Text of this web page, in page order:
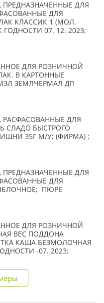
ДЛЯ
ДЛЯ
КЛАССИК 1 (МОЛ.
ГОДНОСТИ 07. 12. 2023;
ДЛЯ РОЗНИЧНОЙ
В КАРТОННЫЕ
ЗЕМЛЧЕРМАЛ ДП
ДЛЯ
СЛАДО БЫСТРОГО
35Г М/У; (ФИРМА) ;
ДЛЯ
ДЛЯ
ПЮРЕ
ДЛЯ РОЗНИЧНОЙ
ВЕС ПОДДОНА
КАША БЕЗМОЛОЧНАЯ
-07. 2023;